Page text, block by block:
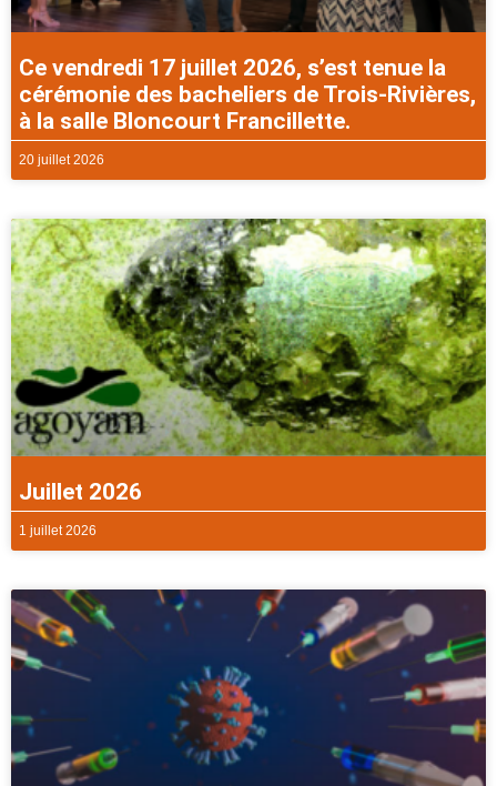
Ce vendredi 17 juillet 2026, s’est tenue la
cérémonie des bacheliers de Trois-Rivières,
à la salle Bloncourt Francillette.
20 juillet 2026
Juillet 2026
1 juillet 2026